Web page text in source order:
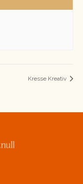
Kresse Kreativ